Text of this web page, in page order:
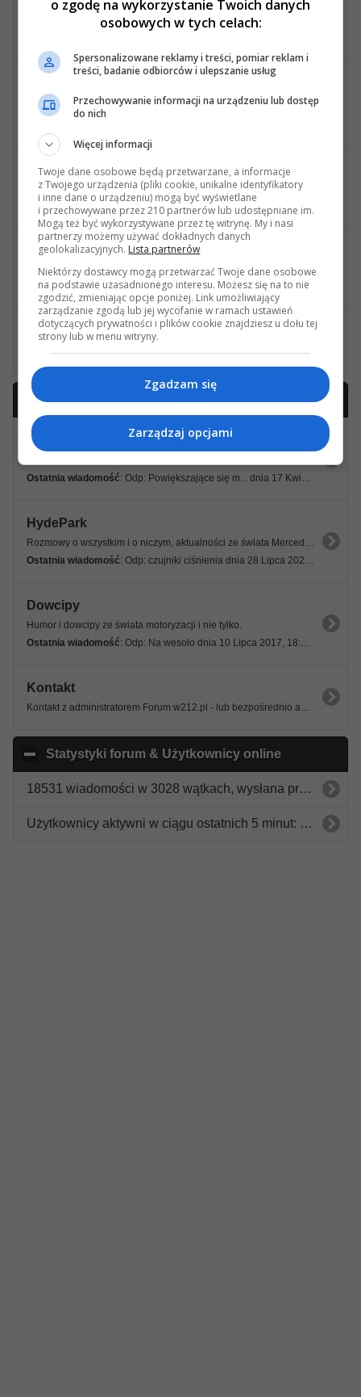
Kupię
Zamienię bądź oddam za darmo... wszelkie ogłoszenia wymiany itp.
Poszukuję
Wszelkie ogłoszenia związane z poszukiwanymi częściami, samochodami i gadżetami.
Ostatnia wiadomość: Kupię poduszkę powietrzn... dnia 13 Października 2025, 08:26 51s
Aukcje i oferty
Ciekawe aukcje i oferty znalezione w Internecie.
Ostatnia wiadomość: Odp: Mercedes E 350 CDI ... dnia 08 Listopada 2020, 16:30 35s
Reklamy i ogłoszenia
Jeśli jesteś zainteresowany reklamą na Forum - skontaktuj się z Administracją Forum!
Forum ogólneclick to collapse contents
Ogłoszenia administracyjne
Ostatnia wiadomość: Odp: Powiększające się m... dnia 17 Kwietnia 2022, 09:21 18s
HydePark
Rozmowy o wszystkim i o niczym, aktualności ze świata Mercedes-Benz i nie tylko.
Ostatnia wiadomość: Odp: czujniki ciśnienia dnia 28 Lipca 2026, 08:42 11s
Dowcipy
Humor i dowcipy ze świata motoryzacji i nie tylko.
Ostatnia wiadomość: Odp: Na wesoło dnia 10 Lipca 2017, 18:12 25s
Kontakt
Kontakt z administratorem Forum w212.pl - lub bezpośrednio admin@w212.pl.
Statystyki forum & Użytkownicy online
18531 wiadomości w 3028 wątkach, wysłana przez 2882 użytkowników.
Użytkownicy aktywni w ciągu ostatnich 5 minut: greenwitch
o zgodę na wykorzystanie Twoich danych
osobowych w tych celach:
Spersonalizowane reklamy i treści, pomiar reklam i
treści, badanie odbiorców i ulepszanie usług
Przechowywanie informacji na urządzeniu lub dostęp
do nich
Więcej informacji
Twoje dane osobowe będą przetwarzane, a informacje
z Twojego urządzenia (pliki cookie, unikalne identyfikatory
i inne dane o urządzeniu) mogą być wyświetlane
i przechowywane przez 210 partnerów lub udostępniane im.
Mogą też być wykorzystywane przez tę witrynę. My i nasi
partnerzy możemy używać dokładnych danych
geolokalizacyjnych. Lista partnerów
Niektórzy dostawcy mogą przetwarzać Twoje dane osobowe
na podstawie uzasadnionego interesu. Możesz się na to nie
zgodzić, zmieniając opcje poniżej. Link umożliwiający
zarządzanie zgodą lub jej wycofanie w ramach ustawień
dotyczących prywatności i plików cookie znajdziesz u dołu tej
strony lub w menu witryny.
Zgadzam się
Zarządzaj opcjami